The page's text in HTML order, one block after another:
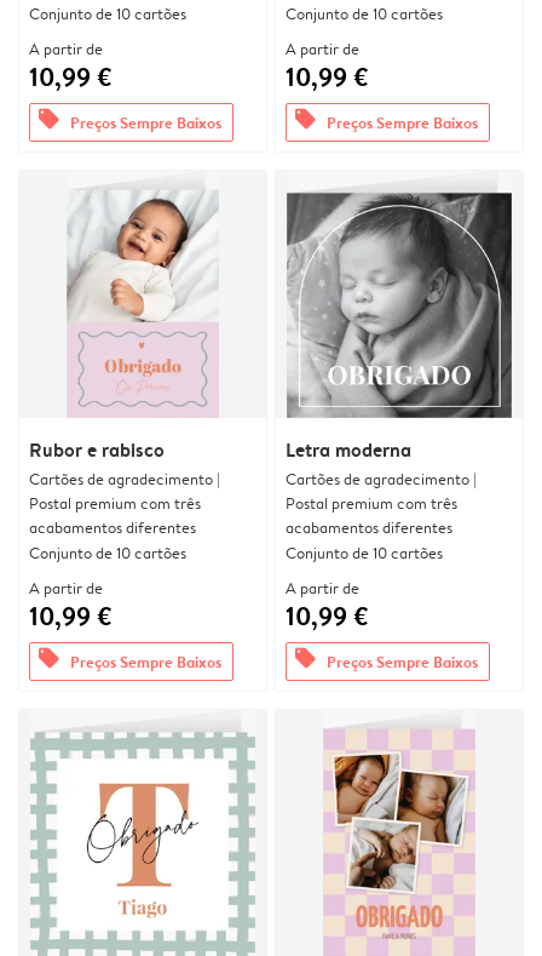
Conjunto de 10 cartões
A partir de
10,99 €
offers Preços Sempre Baixos
Conjunto de 10 cartões
A partir de
10,99 €
offers Preços Sempre Baixos
Rubor e rabisco
Cartões de agradecimento |
Postal premium com três
acabamentos diferentes
Conjunto de 10 cartões
A partir de
10,99 €
offers Preços Sempre Baixos
Letra moderna
Cartões de agradecimento |
Postal premium com três
acabamentos diferentes
Conjunto de 10 cartões
A partir de
10,99 €
offers Preços Sempre Baixos